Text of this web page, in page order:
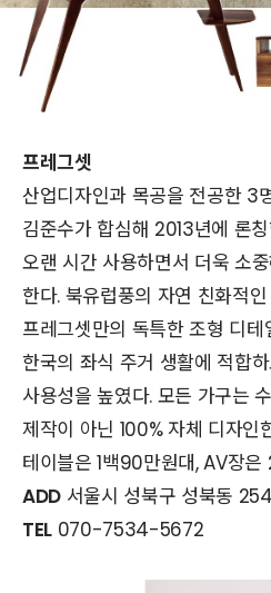
프레그셋
산업디자인과 목공을 전공한 3
김준수가 합심해 2013년에 론
오랜 시간 사용하면서 더욱 소
한다. 북유럽풍의 자연 친화적
프레그셋만의 독특한 조형 디
한국의 좌식 주거 생활에 적합
사용성을 높였다. 모든 가구는
제작이 아닌 100% 자체 디자인
테이블은 1백90만원대, AV장은
ADD서울시 성북구 성북동
TEL070-7534-5672